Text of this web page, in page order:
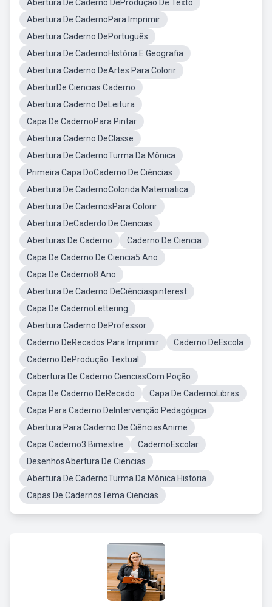
Abertura De Caderno DeProdução De Texto
Abertura De CadernoPara Imprimir
Abertura Caderno DePortuguês
Abertura De CadernoHistória E Geografia
Abertura Caderno DeArtes Para Colorir
AberturDe Ciencias Caderno
Abertura Caderno DeLeitura
Capa De CadernoPara Pintar
Abertura Caderno DeClasse
Abertura De CadernoTurma Da Mônica
Primeira Capa DoCaderno De Ciências
Abertura De CadernoColorida Matematica
Abertura De CadernosPara Colorir
Abertura DeCaderdo De Ciencias
Aberturas De Caderno
Caderno De Ciencia
Capa De Caderno De Ciencia5 Ano
Capa De Caderno8 Ano
Abertura De Caderno DeCiênciaspinterest
Capa De CadernoLettering
Abertura Caderno DeProfessor
Caderno DeRecados Para Imprimir
Caderno DeEscola
Caderno DeProdução Textual
Cabertura De Caderno CienciasCom Poção
Capa De Caderno DeRecado
Capa De CadernoLibras
Capa Para Caderno DeIntervenção Pedagógica
Abertura Para Caderno De CiênciasAnime
Capa Caderno3 Bimestre
CadernoEscolar
DesenhosAbertura De Ciencias
Abertura De CadernoTurma Da Mônica Historia
Capas De CadernosTema Ciencias